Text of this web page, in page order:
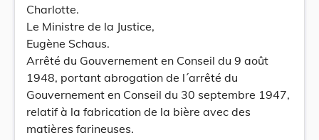
Charlotte.
Le Ministre de la Justice,
Eugène Schaus.
Arrêté du Gouvernement en Conseil du 9 août
1948, portant abrogation de l´arrêté du
Gouvernement en Conseil du 30 septembre 1947,
relatif à la fabrication de la bière avec des
matières farineuses.